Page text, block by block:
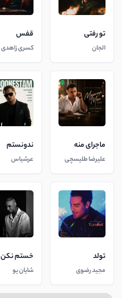
تو رفتی
الجان
قفس
کسری زاهدی
ماجرای منه
علیرضا طلیسچی
ندونستم
عرشیاس
تولد
مجید رضوی
خستم نکن
شایان یو